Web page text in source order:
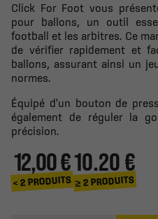
Click For Foot vous
pour ballons, un outil
football et les arbitres. Ce
de vérifier rapidement et
ballons, assurant ainsi un
normes.
Équipé d'un bouton de
également de réguler la
précision.
12,00 €
< 2 PRODUITS
10.20 €
≥ 2 PRODUITS